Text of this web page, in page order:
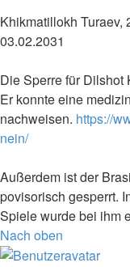
Khikmatillokh Turaev,
03.02.2031
Die Sperre für Dilshot
Er konnte eine
nachweisen. https://
nein/
Außerdem ist der
povisorisch gesperrt.
Spiele wurde bei ihm
Nach oben